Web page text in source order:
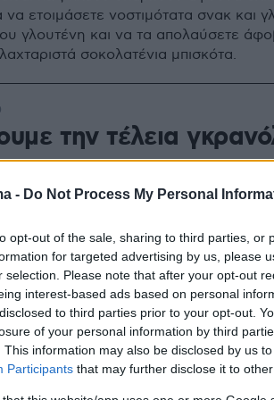
- Do Not Process My Personal
opt-out of the sale, sharing to third parties, or
for targeted advertising by us, please
selection. Please note that after your opt-out
interest-based ads based on personal
to third parties prior to your opt-out.
of your personal information by third
This information may also be disclosed by us
Participants that may further disclose it to
να ετοιμάσετε νοστιμότατα σνακ και
γλουτένη και να τα απολαύσετε
σοκολατένια μπισκότα.
την τέλεια
νόστιμη συνταγή για πρωινό και όχι
tips για να βγάλεις
από την
λόγο αποφάσισες να
τραπέζι, σου έχουμε μερικά